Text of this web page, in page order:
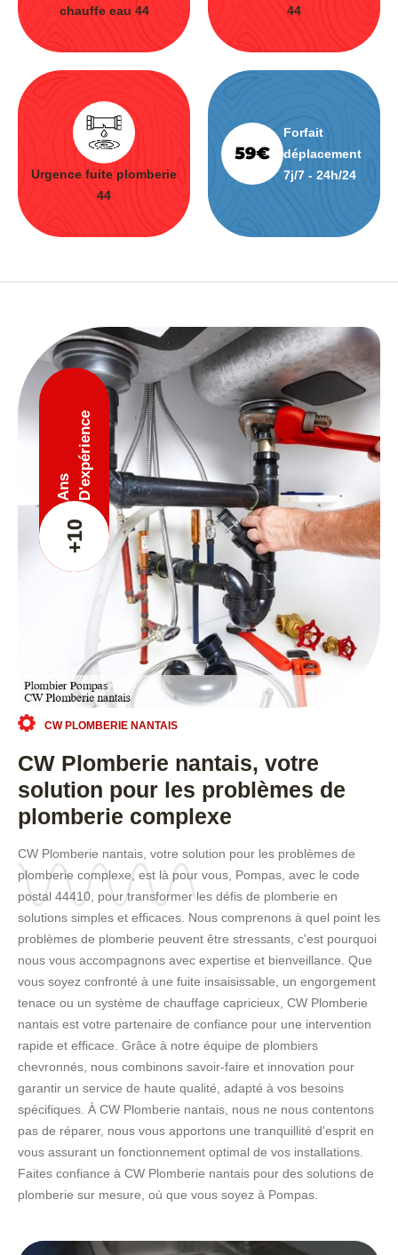
chauffe eau 44
44
Urgence fuite plomberie
44
Forfait
déplacement
7j/7 - 24h/24
+10
Ans D'expérience
CW PLOMBERIE NANTAIS
CW Plomberie nantais, votre
solution pour les problèmes de
plomberie complexe
CW Plomberie nantais, votre solution pour les problèmes de
plomberie complexe, est là pour vous, Pompas, avec le code
postal 44410, pour transformer les défis de plomberie en
solutions simples et efficaces. Nous comprenons à quel point les
problèmes de plomberie peuvent être stressants, c'est pourquoi
nous vous accompagnons avec expertise et bienveillance. Que
vous soyez confronté à une fuite insaisissable, un engorgement
tenace ou un système de chauffage capricieux, CW Plomberie
nantais est votre partenaire de confiance pour une intervention
rapide et efficace. Grâce à notre équipe de plombiers
chevronnés, nous combinons savoir-faire et innovation pour
garantir un service de haute qualité, adapté à vos besoins
spécifiques. À CW Plomberie nantais, nous ne nous contentons
pas de réparer, nous vous apportons une tranquillité d'esprit en
vous assurant un fonctionnement optimal de vos installations.
Faites confiance à CW Plomberie nantais pour des solutions de
plomberie sur mesure, où que vous soyez à Pompas.